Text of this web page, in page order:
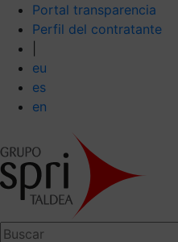
Portal transparencia
Perfil del contratante
eu
es
en